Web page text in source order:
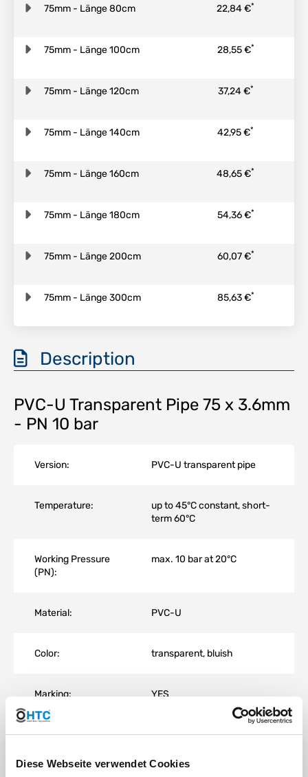
Diese Webseite verwendet Cookies
75mm - Länge 80cm 22,84 €*
75mm - Länge 100cm 28,55 €*
75mm - Länge 120cm 37,24 €*
75mm - Länge 140cm 42,95 €*
75mm - Länge 160cm 48,65 €*
75mm - Länge 180cm 54,36 €*
75mm - Länge 200cm 60,07 €*
75mm - Länge 300cm 85,63 €*
Description
PVC-U Transparent Pipe 75 x 3.6mm
- PN 10 bar
Version: PVC-U transparent pipe
Temperature:
up to 45°C constant, short-
term 60°C
Working Pressure
(PN):
max. 10 bar at 20°C
Material: PVC-U
Color: transparent, bluish
Marking: YES
120cm – 200cm